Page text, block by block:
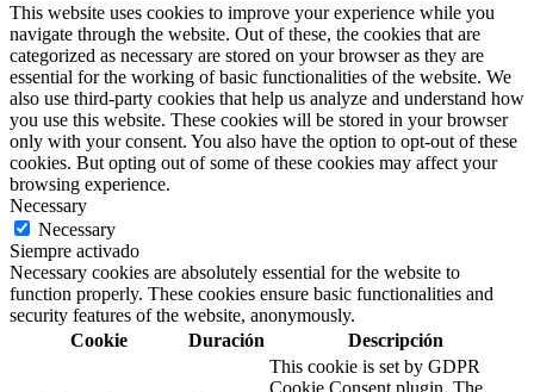
This website uses cookies to improve your experience while you
navigate through the website. Out of these, the cookies that are
categorized as necessary are stored on your browser as they are
essential for the working of basic functionalities of the website. We
also use third-party cookies that help us analyze and understand how
you use this website. These cookies will be stored in your browser
only with your consent. You also have the option to opt-out of these
cookies. But opting out of some of these cookies may affect your
browsing experience.
Necessary
Necessary
Siempre activado
Necessary cookies are absolutely essential for the website to
function properly. These cookies ensure basic functionalities and
security features of the website, anonymously.
Cookie
Duración Descripción
This cookie is set by GDPR
Cookie Consent plugin. The